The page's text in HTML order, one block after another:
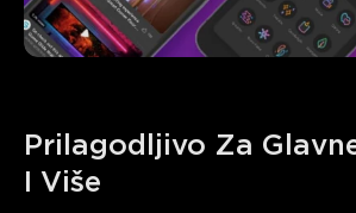
Prilagodljivo Za
I Više